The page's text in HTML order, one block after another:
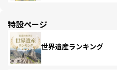
特設ページ
世界遺産ランキング